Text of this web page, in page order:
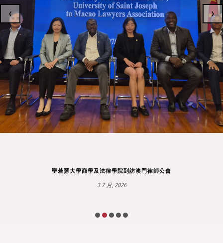
聖若瑟大學商學及法律學院到訪澳門律師公會
3 7 月, 2026
‹ ›